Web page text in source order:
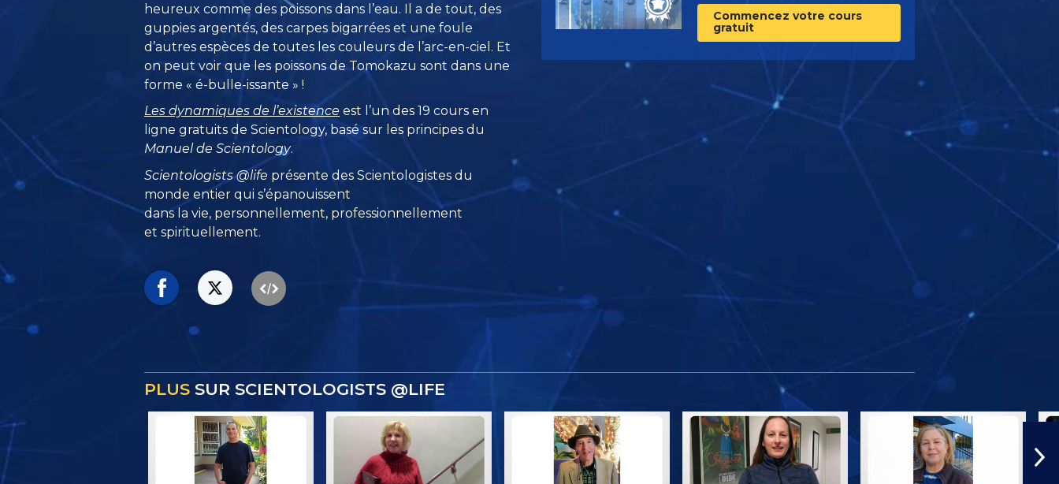
heureux comme des poissons dans l’eau. Il a de tout, des
guppies argentés, des carpes bigarrées et une foule
d’autres espèces de toutes les couleurs de l’arc-en-ciel. Et
on peut voir que les poissons de Tomokazu sont dans une
forme « é-bulle-issante » !
Les dynamiques de l’existence est l’un des 19 cours en
ligne gratuits de Scientology, basé sur les principes du
Manuel de Scientology.
Scientologists @life présente des Scientologistes du
monde entier qui s’épanouissent
dans la vie, personnellement, professionnellement
et spirituellement.
Commencez votre cours
gratuit
PLUS SUR SCIENTOLOGISTS @LIFE